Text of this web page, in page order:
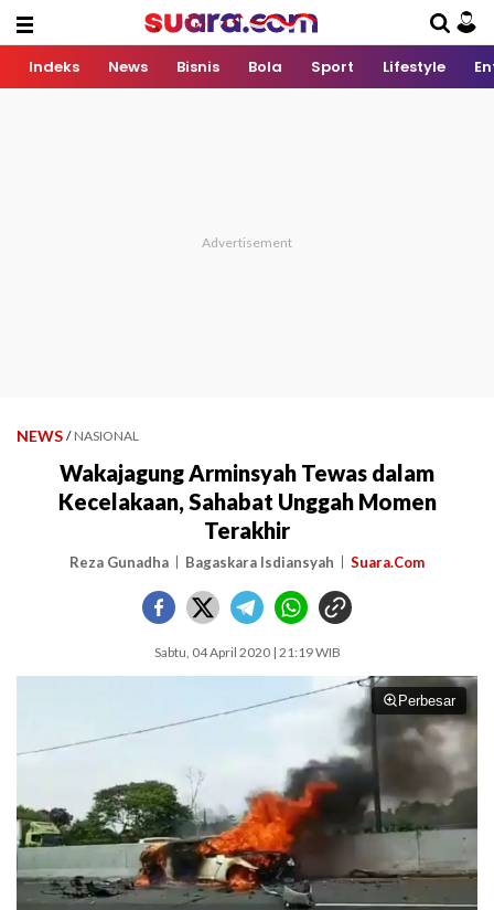
Indeks News Bisnis Bola Sport Lifestyle
NEWS / NASIONAL
Wakajagung Arminsyah Tewas dalam
Kecelakaan, Sahabat Unggah Momen
Terakhir
Reza Gunadha Bagaskara Isdiansyah Suara.Com
Sabtu, 04 April 2020 | 21:19 WIB
Perbesar